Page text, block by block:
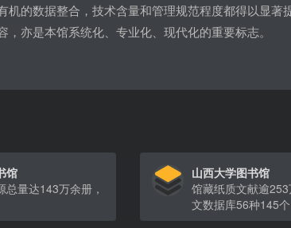
机的数据整合，技术含量和管理规范程度都得以显
，亦是本馆系统化、专业化、现代化的重要标志。
馆
量达143万余册，
山西大学图书馆
馆藏纸质文献逾
文数据库56种145
刊约210万种